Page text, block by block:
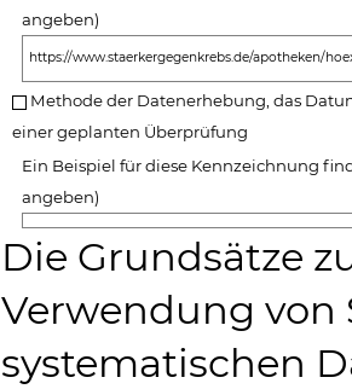
angeben)
https://www.staerkergegenkrebs.de/apotheken/
Methode der Datenerhebung, das
einer geplanten Überprüfung
Ein Beispiel für diese Kennzeichnung
angeben)
Die Grundsätze
Verwendung
systematischen